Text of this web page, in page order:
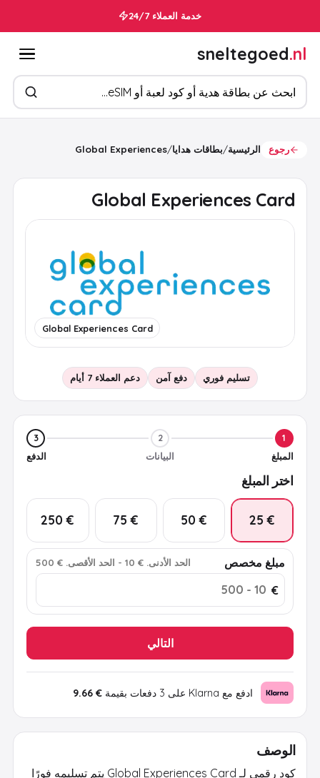
خدمة العملاء 24/7
sneltegoed.nl
ابحث عن المنتجات
رجوع الرئيسية/بطاقات هدايا/
Global Experiences
Global Experiences Card
Global Experiences Card
تسليم فوري دفع آمن دعم العملاء 7 أيام
1
المبلغ
2
البيانات
3
الدفع
اختر المبلغ
€ 25
€ 50
€ 75
€ 250
مبلغ مخصص الحد الأدنى.
€ 10
- الحد الأقصى.
€ 500
€
التالي
ادفع مع Klarna على 3 دفعات بقيمة € 9.66
الوصف
كود رقمي لـ Global Experiences Card يتم تسليمه فورًا